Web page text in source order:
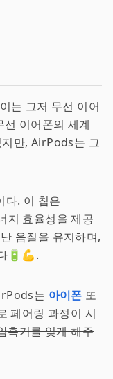
는 그저 무선 이어
이어폰의 세계
만, AirPods는 그
다. 이 칩은
지 효율성을 제공
음질을 유지하며,
🔋💪.
는 아이폰 또
페어링 과정이 시
흑기를 잊게 해주